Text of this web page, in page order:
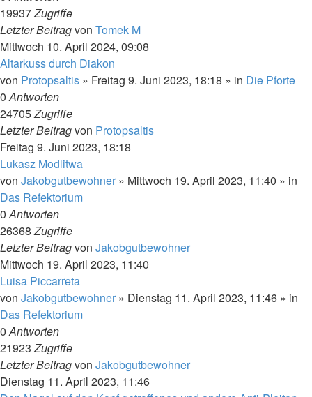
19937Zugriffe
Letzter Beitragvon Tomek M
Mittwoch 10. April 2024, 09:08
Altarkuss durch Diakon
von Protopsaltis » Freitag 9. Juni 2023, 18:18 » in Die Pforte
0Antworten
24705Zugriffe
Letzter Beitragvon Protopsaltis
Freitag 9. Juni 2023, 18:18
Lukasz Modlitwa
von Jakobgutbewohner » Mittwoch 19. April 2023, 11:40 » in
Das Refektorium
0Antworten
26368Zugriffe
Letzter Beitragvon Jakobgutbewohner
Mittwoch 19. April 2023, 11:40
Luisa Piccarreta
von Jakobgutbewohner » Dienstag 11. April 2023, 11:46 » in
Das Refektorium
0Antworten
21923Zugriffe
Letzter Beitragvon Jakobgutbewohner
Dienstag 11. April 2023, 11:46